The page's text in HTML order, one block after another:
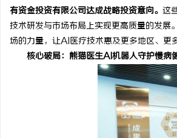
有资金投资有限公司达成战略投资意向。 这
技术研发与市场布局上实现更高质量的发
场的力量，让AI医疗技术惠及更多地区、更
核心破局：熊猫医生AI机器人守护慢病